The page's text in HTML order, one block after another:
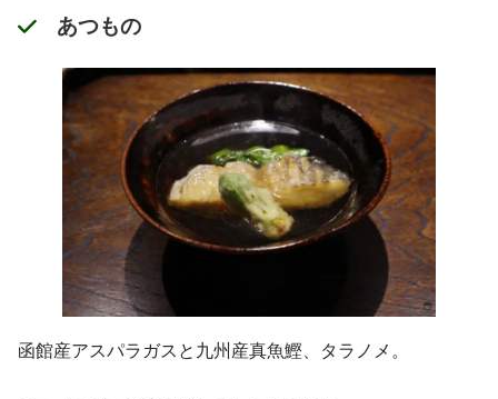
あつもの
函館産アスパラガスと九州産真魚鰹、タラノメ。